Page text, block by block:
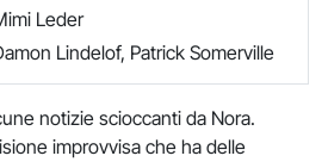
Leder
Lindelof, Patrick Somerville
notizie scioccanti da Nora.
improvvisa che ha delle